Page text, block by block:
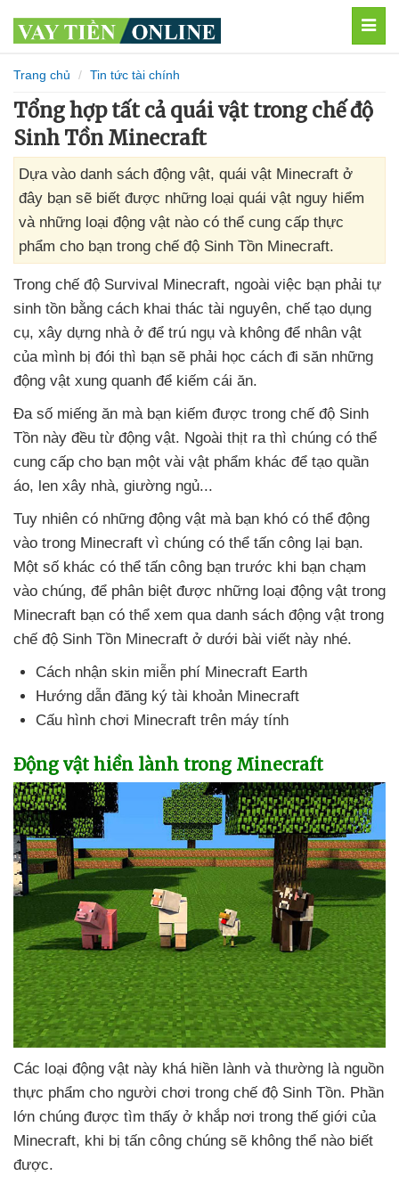
Trang chủ Tin tức tài chính
Tổng hợp tất cả quái vật trong chế độ
Sinh Tồn Minecraft
Dựa vào danh sách động vật, quái vật Minecraft ở
đây bạn sẽ biết được những loại quái vật nguy hiểm
và những loại động vật nào có thể cung cấp thực
phẩm cho bạn trong chế độ Sinh Tồn Minecraft.
Trong chế độ Survival Minecraft, ngoài việc bạn phải tự
sinh tồn bằng cách khai thác tài nguyên, chế tạo dụng
cụ, xây dựng nhà ở để trú ngụ và không để nhân vật
của mình bị đói thì bạn sẽ phải học cách đi săn những
động vật xung quanh để kiếm cái ăn.
Đa số miếng ăn mà bạn kiếm được trong chế độ Sinh
Tồn này đều từ động vật. Ngoài thịt ra thì chúng có thể
cung cấp cho bạn một vài vật phẩm khác để tạo quần
áo, len xây nhà, giường ngủ...
Tuy nhiên có những động vật mà bạn khó có thể động
vào trong Minecraft vì chúng có thể tấn công lại bạn.
Một số khác có thể tấn công bạn trước khi bạn chạm
vào chúng, để phân biệt được những loại động vật trong
Minecraft bạn có thể xem qua danh sách động vật trong
chế độ Sinh Tồn Minecraft ở dưới bài viết này nhé.
Cách nhận skin miễn phí Minecraft Earth
Hướng dẫn đăng ký tài khoản Minecraft
Cấu hình chơi Minecraft trên máy tính
Động vật hiền lành trong Minecraft
Các loại động vật này khá hiền lành và thường là nguồn
thực phẩm cho người chơi trong chế độ Sinh Tồn. Phần
lớn chúng được tìm thấy ở khắp nơi trong thế giới của
Minecraft, khi bị tấn công chúng sẽ không thể nào biết
được.